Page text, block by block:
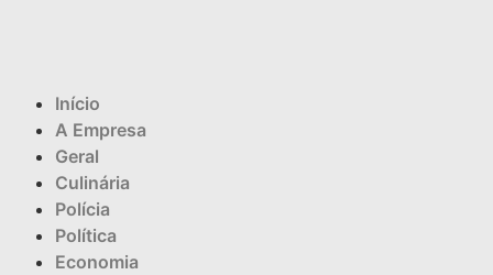
Início
A Empresa
Geral
Culinária
Polícia
Política
Economia